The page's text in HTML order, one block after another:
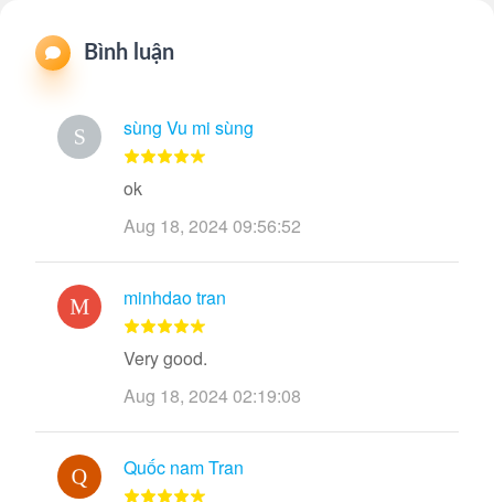
Bình luận
sùng Vu mi sùng
ok
Aug 18, 2024 09:56:52
minhdao tran
Very good.
Aug 18, 2024 02:19:08
Quốc nam Tran